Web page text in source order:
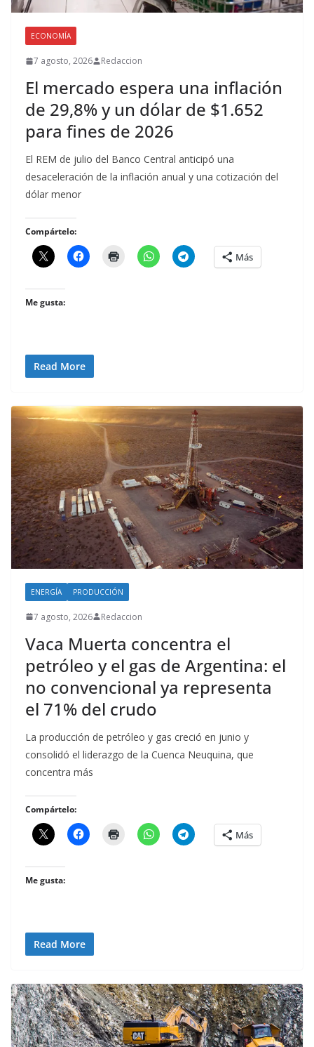
ECONOMÍA
7 agosto, 2026 Redaccion
El mercado espera una inflación
de 29,8% y un dólar de $1.652
para fines de 2026
El REM de julio del Banco Central anticipó una
desaceleración de la inflación anual y una cotización del
dólar menor
Compártelo:
Más
Me gusta:
Read More
ENERGÍA PRODUCCIÓN
7 agosto, 2026 Redaccion
Vaca Muerta concentra el
petróleo y el gas de Argentina: el
no convencional ya representa
el 71% del crudo
La producción de petróleo y gas creció en junio y
consolidó el liderazgo de la Cuenca Neuquina, que
concentra más
Compártelo:
Más
Me gusta:
Read More